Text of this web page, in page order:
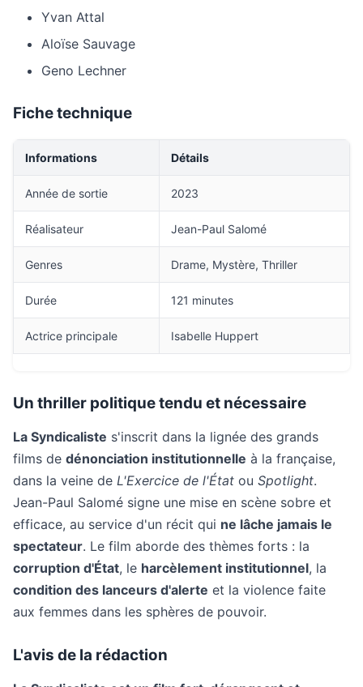
Yvan Attal
Aloïse Sauvage
Geno Lechner
Fiche technique
Informations Détails
Année de sortie 2023
Réalisateur Jean-Paul Salomé
Genres Drame, Mystère, Thriller
Durée 121 minutes
Actrice principale Isabelle Huppert
Un thriller politique tendu et nécessaire
La Syndicaliste s'inscrit dans la lignée des grands
films de dénonciation institutionnelle à la française,
dans la veine de L'Exercice de l'État ou Spotlight.
Jean-Paul Salomé signe une mise en scène sobre et
efficace, au service d'un récit qui ne lâche jamais le
spectateur. Le film aborde des thèmes forts : la
corruption d'État, le harcèlement institutionnel, la
condition des lanceurs d'alerte et la violence faite
aux femmes dans les sphères de pouvoir.
L'avis de la rédaction